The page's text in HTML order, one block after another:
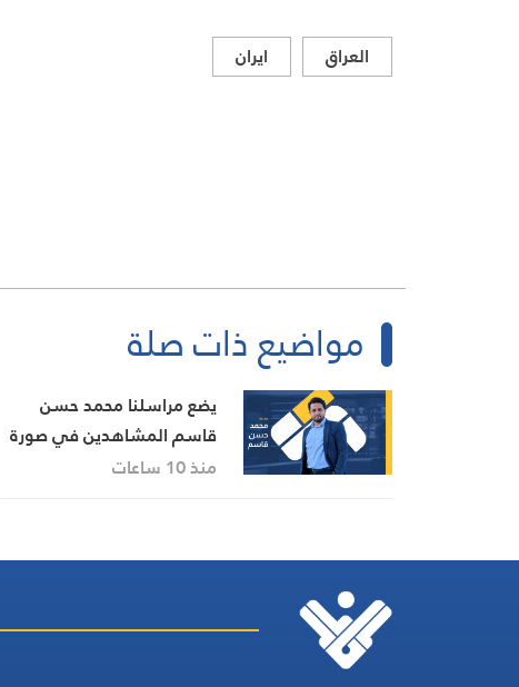
العراق ايران
مواضيع ذات صلة
يضع مراسلنا محمد حسن
قاسم المشاهدين في صورة
آخر التطورات في إيران،
والميدانية، إلى جانب المواقف
منذ 10 ساعات